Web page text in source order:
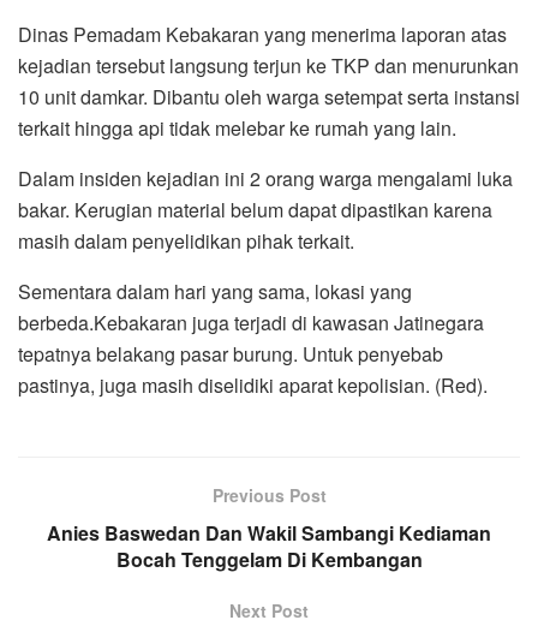
Dinas Pemadam Kebakaran yang menerima laporan atas
kejadian tersebut langsung terjun ke TKP dan menurunkan
10 unit damkar. Dibantu oleh warga setempat serta instansi
terkait hingga api tidak melebar ke rumah yang lain.
Dalam insiden kejadian ini 2 orang warga mengalami luka
bakar. Kerugian material belum dapat dipastikan karena
masih dalam penyelidikan pihak terkait.
Sementara dalam hari yang sama, lokasi yang
berbeda.Kebakaran juga terjadi di kawasan Jatinegara
tepatnya belakang pasar burung. Untuk penyebab
pastinya, juga masih diselidiki aparat kepolisian. (Red).
Previous Post
Anies Baswedan Dan Wakil Sambangi Kediaman
Bocah Tenggelam Di Kembangan
Next Post